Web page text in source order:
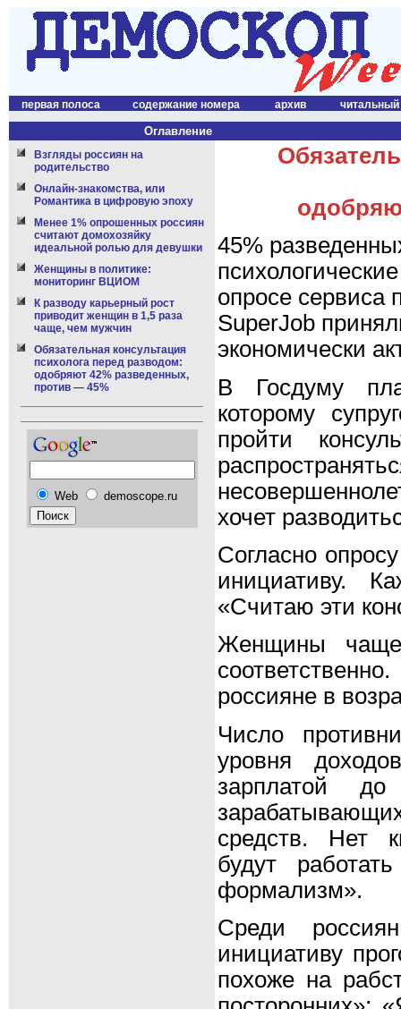
первая полоса содержание номера архив читальный
Оглавление
Взгляды россиян на
родительство
Онлайн-знакомства, или
Романтика в цифровую эпоху
Менее 1% опрошенных россиян
считают домохозяйку
идеальной ролью для девушки
Женщины в политике:
мониторинг ВЦИОМ
К разводу карьерный рост
приводит женщин в 1,5 раза
чаще, чем мужчин
Обязательная консультация
психолога перед разводом:
одобряют 42% разведенных,
против — 45%
Web demoscope.ru
45%
опросе сервиса
SuperJob
экономически
В Госдуму
которому
пройти
хочет
Согласно
инициативу.
«Считаю эти
Женщины
россияне в
Число
уровня
зарплатой
средств. Нет
будут
формализм».
Среди
инициативу
похоже на